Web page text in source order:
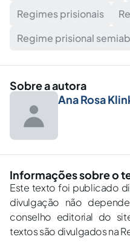
Regimes prisionais
Regime prisional
Sobre a autora
Ana Rosa
Informações sobre o
Este texto foi publicado
divulgação não
conselho editorial do
textos são divulgados na